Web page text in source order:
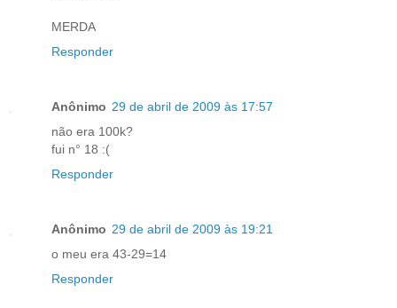
MERDA
Responder
Anônimo 29 de abril de 2009 às 17:57
não era 100k?
fui n° 18 :(
Responder
Anônimo 29 de abril de 2009 às 19:21
o meu era 43-29=14
Responder